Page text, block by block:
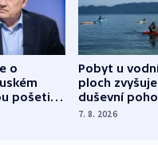
o
pošetilé,
Pobyt u
ploch zvyšuje
duševní
ukázala
7. 8. 2026